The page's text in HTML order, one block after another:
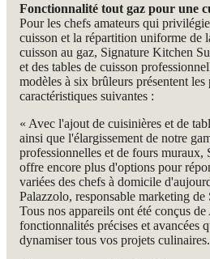
Fonctionnalité tout gaz pour une
Pour les chefs amateurs qui
cuisson et la répartition uniforme de
cuisson au gaz, Signature Kitchen
et des tables de cuisson
modèles à six brûleurs présentent les
caractéristiques suivantes :
« Avec l'ajout de cuisinières et de
ainsi que l'élargissement de notre
professionnelles et de fours muraux,
offre encore plus d'options pour
variées des chefs à domicile
Palazzolo, responsable marketing
Tous nos appareils ont été conçus
fonctionnalités précises et avancées
dynamiser tous vos projets